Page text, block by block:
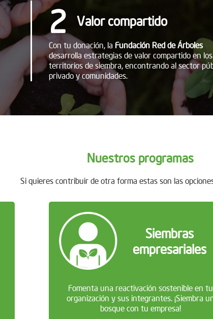
2 Valor compartido
Con tu donación, la Fundación Red de Árboles
desarrolla estrategias de valor compartido en los
territorios de siembra, encontrando al sector
privado y comunidades.
Nuestros programas
Si quieres contribuir de otra forma estas son las
Siembras
empresariales
Fomenta una reactivación sostenible en tu
organización y sus integrantes. ¡Siembra
bosque con tu empresa!